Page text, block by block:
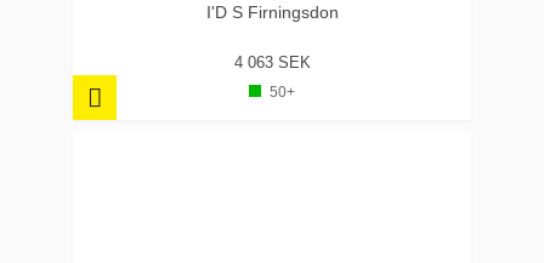
I'D S Firningsdon
4 063 SEK
50+